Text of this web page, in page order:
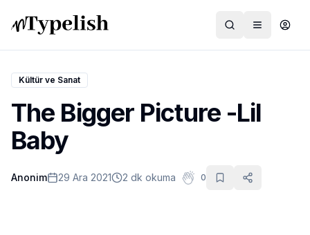
Dünya
Film ve Dizi
Kültür ve Sanat
Kültür ve Sanat
The Bigger Picture -Lil
Baby
Anonim 29 Ara 2021 2 dk okuma 0